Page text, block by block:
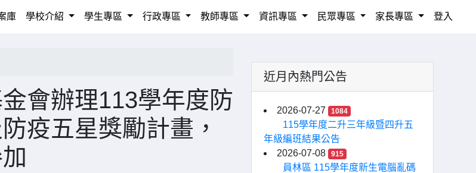
庫 學校介紹 學生專區 行政專區 教師專區 資訊專區 民眾專區 家長專區 登入
會辦理113學年度防
疫五星獎勵計畫，
近月內熱門公告
2026-07-27 1084
115學年度二升三年級暨四升五
年級編班結果公告
2026-07-08
915
員林區 115學年度新生電腦亂碼